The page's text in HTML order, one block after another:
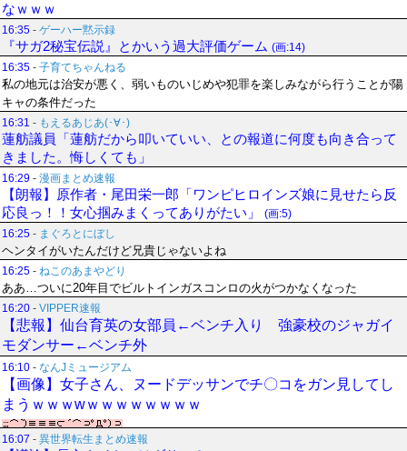
なｗｗｗ
16:35 - ゲーハー黙示録
『サガ2秘宝伝説』とかいう過大評価ゲーム (画:14)
16:35 - 子育てちゃんねる
私の地元は治安が悪く、弱いものいじめや犯罪を楽しみながら行うことが陽
キャの条件だった
16:31 - もえるあじあ(･∀･)
蓮舫議員「蓮舫だから叩いていい、との報道に何度も向き合って
きました。悔しくても」
16:29 - 漫画まとめ速報
【朗報】原作者・尾田栄一郎「ワンピヒロインズ娘に見せたら反
応良っ！！女心掴みまくってありがたい」
(画:5)
16:25 - まぐろとにぼし
ヘンタイがいたんだけど兄貴じゃないよね
16:25 - ねこのあまやどり
ああ…ついに20年目でビルトインガスコンロの火がつかなくなった
16:20 - VIPPER速報
【悲報】仙台育英の女部員←ベンチ入り 強豪校のジャガイ
モダンサー←ベンチ外
16:10 - なんJミュージアム
【画像】女子さん、ヌードデッサンでチ〇コをガン見してし
まうｗｗｗwｗｗｗｗｗｗｗｗ
16:07 - 異世界転生まとめ速報